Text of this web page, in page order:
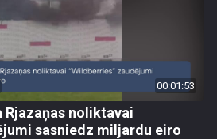
00:01:53
noliktavai
sasniedz miljardu eiro